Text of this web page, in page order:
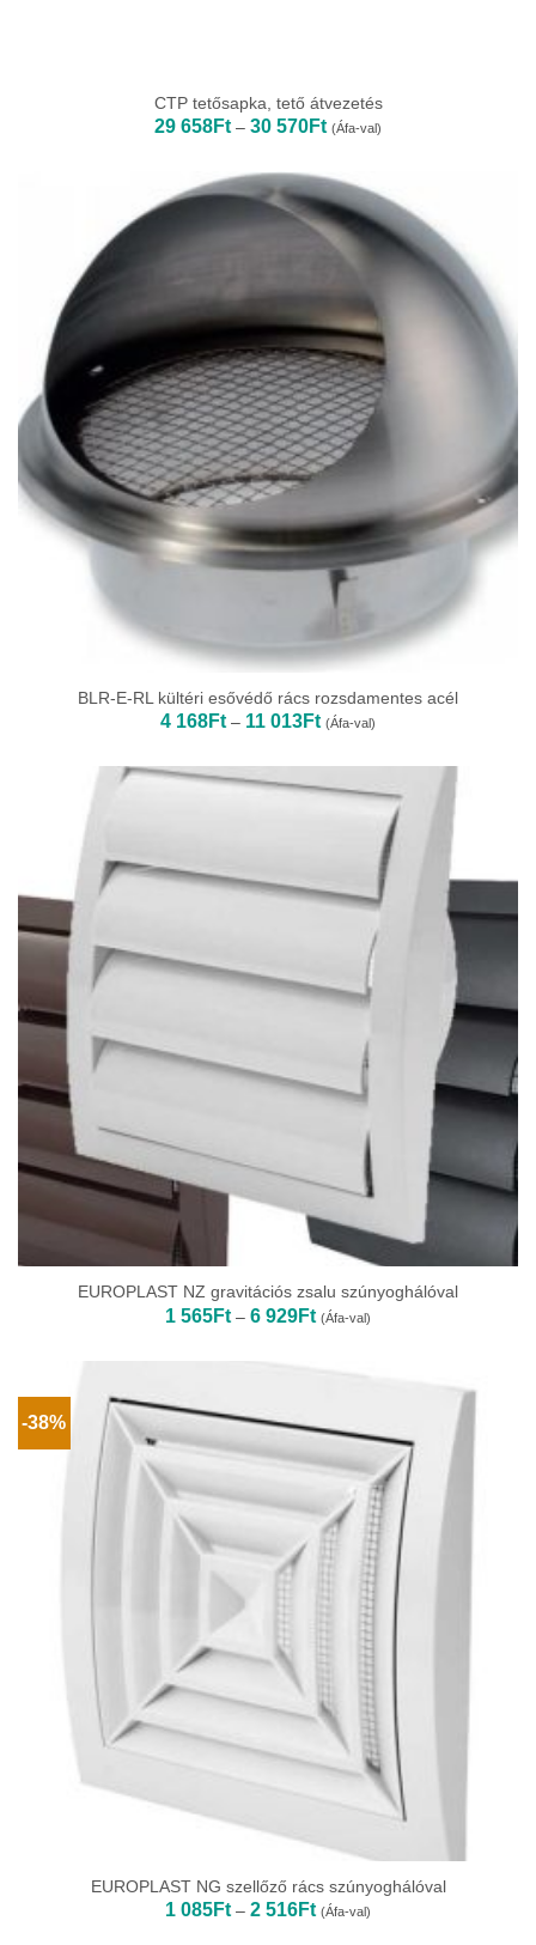
CTP tetősapka, tető átvezetés
29 658Ft – 30 570FtÁrtartomány:
29
30
570Ft
(Áfa-val)
BLR-E-RL kültéri esővédő rács rozsdamentes acél
4 168Ft – 11 013FtÁrtartomány:
4
-
013Ft
(Áfa-val)
EUROPLAST NZ gravitációs zsalu szúnyoghálóval
1 565Ft – 6 929FtÁrtartomány:
1
(Áfa-val)
-38%
EUROPLAST NG szellőző rács szúnyoghálóval
1 085Ft – 2 516FtÁrtartomány:
1
(Áfa-val)